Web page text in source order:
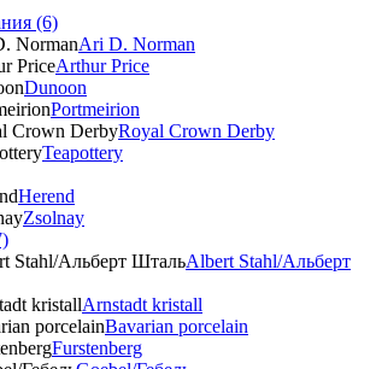
(6)
Ari D. Norman
Arthur Price
Dunoon
Portmeirion
Royal Crown Derby
Teapottery
Herend
Zsolnay
Albert Stahl/Альбеpт
Arnstadt kristall
Bavarian porcelain
Furstenberg